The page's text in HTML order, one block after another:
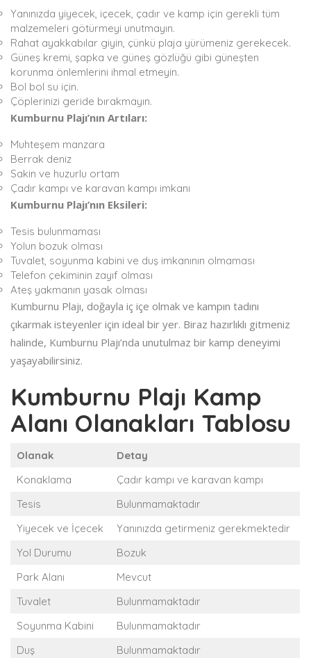
Yanınızda yiyecek, içecek, çadır ve kamp için gerekli tüm
malzemeleri götürmeyi unutmayın.
Rahat ayakkabılar giyin, çünkü plaja yürümeniz gerekecek.
Güneş kremi, şapka ve güneş gözlüğü gibi güneşten
korunma önlemlerini ihmal etmeyin.
Bol bol su için.
Çöplerinizi geride bırakmayın.
Kumburnu Plajı’nın Artıları:
Muhteşem manzara
Berrak deniz
Sakin ve huzurlu ortam
Çadır kampı ve karavan kampı imkanı
Kumburnu Plajı’nın Eksileri:
Tesis bulunmaması
Yolun bozuk olması
Tuvalet, soyunma kabini ve duş imkanının olmaması
Telefon çekiminin zayıf olması
Ateş yakmanın yasak olması
Kumburnu Plajı, doğayla iç içe olmak ve kampın tadını
çıkarmak isteyenler için ideal bir yer. Biraz hazırlıklı gitmeniz
halinde, Kumburnu Plajı’nda unutulmaz bir kamp deneyimi
yaşayabilirsiniz.
Kumburnu Plajı Kamp
Alanı Olanakları Tablosu
Olanak
Detay
Konaklama
Çadır kampı ve karavan kampı
Tesis
Bulunmamaktadır
Yiyecek ve İçecek
Yanınızda getirmeniz gerekmektedir
Yol Durumu
Bozuk
Park Alanı
Mevcut
Tuvalet
Bulunmamaktadır
Soyunma Kabini
Bulunmamaktadır
Duş
Bulunmamaktadır